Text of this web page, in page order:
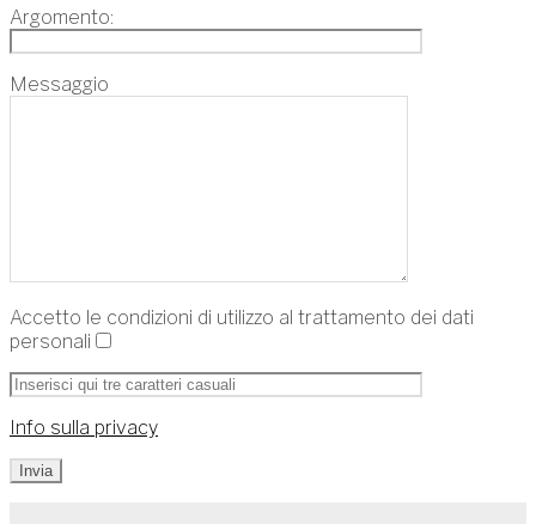
Argomento:
Messaggio
Accetto le condizioni di utilizzo al trattamento dei dati
personali
Info sulla privacy